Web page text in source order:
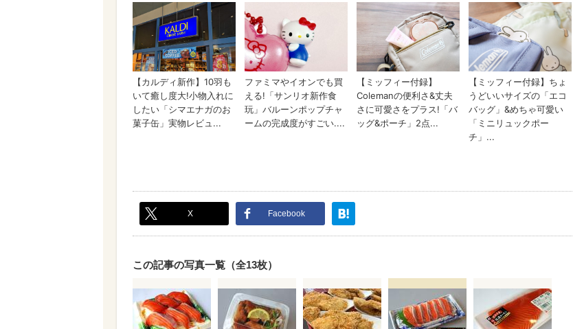
X Facebook
この記事の写真一覧（全13枚）